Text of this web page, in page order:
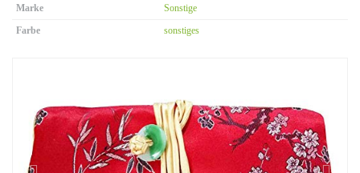
Marke
Sonstige
Farbe
sonstiges